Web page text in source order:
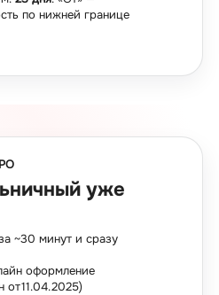
по нижней границе
уже
~30 минут и сразу
оформление
от 11.04.2025)